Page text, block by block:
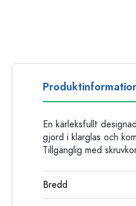
En kärleksfullt
gjord i klarglas och
Tillgänglig med
Bredd